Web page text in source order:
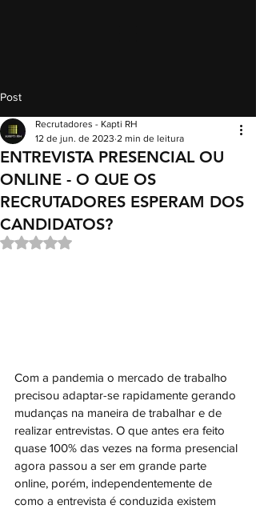
Post
ENTREVISTA PRESENCIAL OU
ONLINE - O QUE OS
RECRUTADORES ESPERAM DOS
CANDIDATOS?
Recrutadores - Kapti RH
12 de jun. de 2023 2 min de leitura
Avaliado com NaN de 5 estrelas.
Com a pandemia o mercado de trabalho
precisou adaptar-se rapidamente gerando
mudanças na maneira de trabalhar e de
realizar entrevistas. O que antes era feito
quase 100% das vezes na forma presencial
agora passou a ser em grande parte
online, porém, independentemente de
como a entrevista é conduzida existem